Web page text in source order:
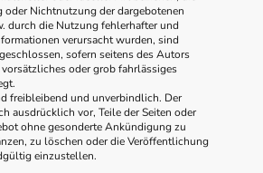
oder Nichtnutzung der dargebotenen
durch die Nutzung fehlerhafter und
verursacht wurden, sind
sofern seitens des Autors
oder grob fahrlässiges
freibleibend und unverbindlich. Der
ausdrücklich vor, Teile der Seiten oder
ohne gesonderte Ankündigung zu
zu löschen oder die Veröffentlichung
einzustellen.